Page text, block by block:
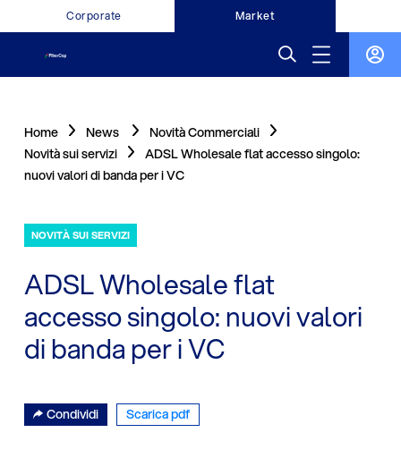
Corporate Market
Home News
Novità Commerciali
Novità sui servizi
ADSL Wholesale flat accesso singolo:
nuovi valori di banda per i VC
NOVITÀ SUI SERVIZI
ADSL Wholesale flat
accesso singolo: nuovi valori
di banda per i VC
Condividi Scarica pdf